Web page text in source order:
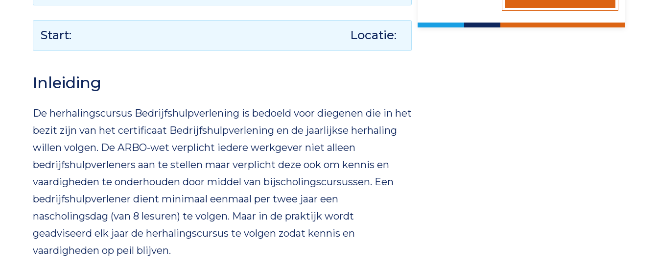
Start: Locatie:
Inleiding
De herhalingscursus Bedrijfshulpverlening is bedoeld voor diegenen die in het
bezit zijn van het certificaat Bedrijfshulpverlening en de jaarlijkse herhaling
willen volgen. De ARBO-wet verplicht iedere werkgever niet alleen
bedrijfshulpverleners aan te stellen maar verplicht deze ook om kennis en
vaardigheden te onderhouden door middel van bijscholingscursussen. Een
bedrijfshulpverlener dient minimaal eenmaal per twee jaar een
nascholingsdag (van 8 lesuren) te volgen. Maar in de praktijk wordt
geadviseerd elk jaar de herhalingscursus te volgen zodat kennis en
vaardigheden op peil blijven.